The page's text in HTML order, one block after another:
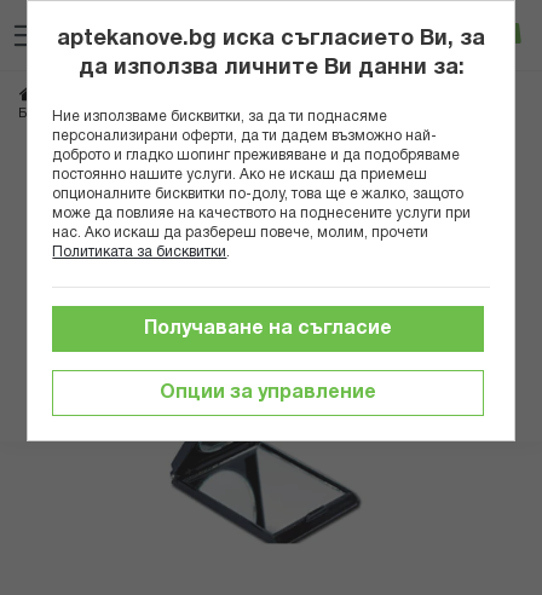
към
съдържанието
Вход
Б-МАКС КОМПАКТНО ДВОЙНО ОГЛЕДАЛО 10886
Преминете
края
aptekanove.bg иска съгласието Ви, за
да използва личните Ви данни за:
Ние използваме бисквитки, за да ти поднасяме
персонализирани оферти, да ти дадем възможно най-
доброто и гладко шопинг преживяване и да подобряваме
постоянно нашите услуги. Ако не искаш да приемеш
опционалните бисквитки по-долу, това ще е жалко, защото
може да повлияе на качеството на поднесените услуги при
нас. Ако искаш да разбереш повече, молим, прочети
Политиката за бисквитки
Опции за управление
Получаване на съгласие